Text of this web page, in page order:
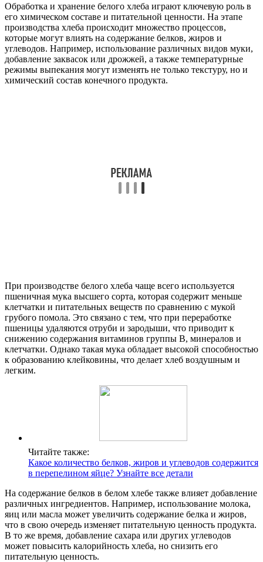
Обработка и хранение белого хлеба играют ключевую роль в
его химическом составе и питательной ценности. На этапе
производства хлеба происходит множество процессов,
которые могут влиять на содержание белков, жиров и
углеводов. Например, использование различных видов муки,
добавление заквасок или дрожжей, а также температурные
режимы выпекания могут изменять не только текстуру, но и
химический состав конечного продукта.
При производстве белого хлеба чаще всего используется
пшеничная мука высшего сорта, которая содержит меньше
клетчатки и питательных веществ по сравнению с мукой
грубого помола. Это связано с тем, что при переработке
пшеницы удаляются отруби и зародыши, что приводит к
снижению содержания витаминов группы B, минералов и
клетчатки. Однако такая мука обладает высокой способностью
к образованию клейковины, что делает хлеб воздушным и
легким.
Читайте также:
Какое количество белков, жиров и углеводов содержится
в перепелином яйце? Узнайте все детали
На содержание белков в белом хлебе также влияет добавление
различных ингредиентов. Например, использование молока,
яиц или масла может увеличить содержание белка и жиров,
что в свою очередь изменяет питательную ценность продукта.
В то же время, добавление сахара или других углеводов
может повысить калорийность хлеба, но снизить его
питательную ценность.